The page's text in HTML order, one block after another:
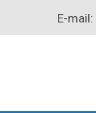
E-mail: